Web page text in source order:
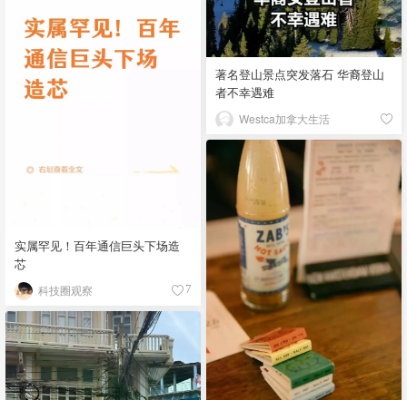
著名登山景点突发落石 华裔登山
者不幸遇难
Westca加拿大生活
实属罕见！百年通信巨头下场造
芯
科技圈观察 7